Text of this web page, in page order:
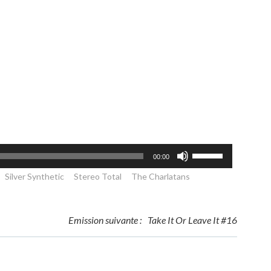
00:00
augmenter
ou
Silver Synthetic Stereo Total
The Charlatans
Emission suivante : Take It Or Leave It #16